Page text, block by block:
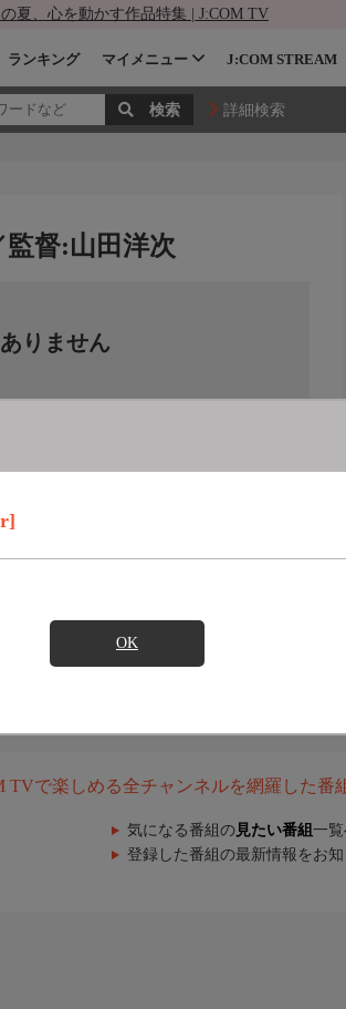
の夏、心を動かす作品特集 | J:COM TV
ランキング マイメニュー J:COM STREAM
詳細検索
OK
督:山田洋次
りません
TVで楽しめる全チャンネルを網羅した番
気になる番組の 見たい番組 一
登録した番組の最新情報をお